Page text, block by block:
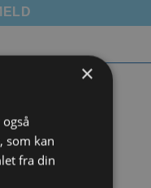
×
som kan
fra din